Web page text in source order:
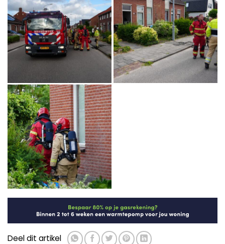
Deel dit artikel